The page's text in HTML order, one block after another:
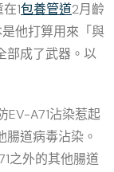
1包養管道2月齡
他打算用來「與
部成了武器。以
EV-A71沾染惹起
道病毒沾染。
之外的其他腸道